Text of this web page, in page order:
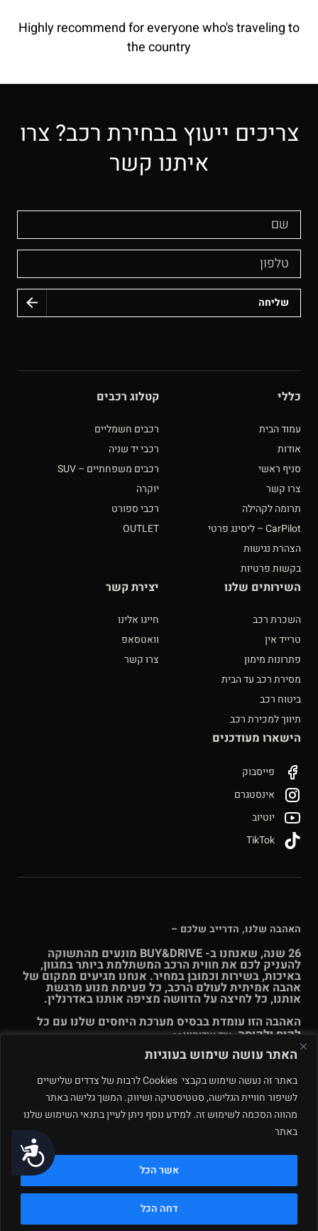
נגישות
האתר עושה שימוש בעוגיות
באתר זה נעשה שימוש בקבצי Cookies לרבות של צדדים שלישיים
לשיפור חוויית הגלישה, סטטיסטיקה ושיווק. המשך גלישה באתר
מהווה הסכמה לשימוש זה. למידע נוסף ניתן לעיין בתנאי השימוש שלנו
באתר
דחה הכל
אשר הכל
Highly recommend for everyone who's traveling to
the country
צריכים ייעוץ בבחירת רכב? צרו
איתנו קשר
שם
טלפון
כללי
עמוד הבית
אודות
סניף ראשי
צרו קשר
תרומה לקהילה
CarPilot – ליסינג פרטי
הצהרת נגישות
בקשות פרטיות
קטלוג רכבים
רכבים חשמליים
רכבי יד שניה
רכבים משפחתיים – SUV
יוקרה
רכבי ספורט
OUTLET
השירותים שלנו
השכרת רכב
טרייד אין
פתרונות מימון
מסירת רכב עד הבית
ביטוח רכב
תיווך למכירת רכב
יצירת קשר
חייגו אלינו
וואטסאפ
צרו קשר
הישארו מעודכנים
פייסבוק
אינסטגרם
יוטיוב
האהבה שלנו, הדרייב שלכם –
26 שנה, שאנחנו ב- BUY&DRIVE מונעים מהתשוקה
להעניק לכם את חווית הרכב המשתלמת ביותר במגוון,
באיכות, בשירות וכמובן במחיר. אנחנו מגיעים ממקום של
אהבה אמיתית לעולם הרכב, כל פעימת מנוע מרגשת
אותנו, כל לחיצה על הדוושה מציפה אותנו באדרנלין.
האהבה הזו עומדת בבסיס מערכת היחסים שלנו עם כל
לקוח ולקוחה.עוד אודותינו >>
© Buy & Drive 2004-2026. כל הזכויות באתר זה שמורות. |
תקנון
תנאי שימוש|מדיניות פרטיות – ינואר 2026
רחוב המלאכה 4, מתחם
פולג, נתניה. ט.ל.ח.
תחזוקה ע״י